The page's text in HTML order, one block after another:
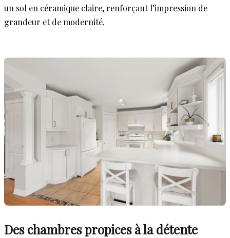
un sol en céramique claire, renforçant l’impression de
grandeur et de modernité.
Des chambres propices à la détente